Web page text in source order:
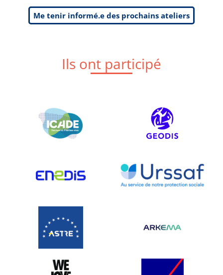
Me tenir informé.e des prochains ateliers
Ils ont participé